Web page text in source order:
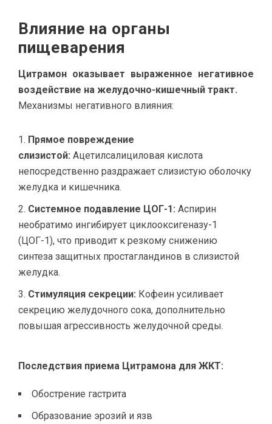
Влияние на органы
пищеварения
Цитрамон оказывает выраженное негативное
воздействие на желудочно-кишечный тракт.
Механизмы негативного влияния:
Прямое повреждение
слизистой: Ацетилсалициловая кислота
непосредственно раздражает слизистую оболочку
желудка и кишечника.
Системное подавление ЦОГ-1: Аспирин
необратимо ингибирует циклооксигеназу-1
(ЦОГ-1), что приводит к резкому снижению
синтеза защитных простагландинов в слизистой
желудка.
Стимуляция секреции: Кофеин усиливает
секрецию желудочного сока, дополнительно
повышая агрессивность желудочной среды.
Последствия приема Цитрамона для ЖКТ:
Обострение гастрита
Образование эрозий и язв